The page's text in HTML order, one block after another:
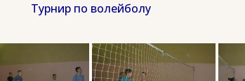
Турнир по волейболу